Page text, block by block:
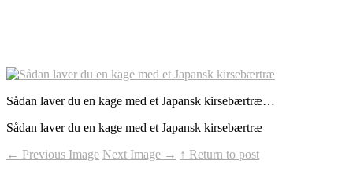
Sådan laver du en kage med et Japansk kirsebærtræ…
Sådan laver du en kage med et Japansk kirsebærtræ
← Previous Image Next Image → ↑ Return to post